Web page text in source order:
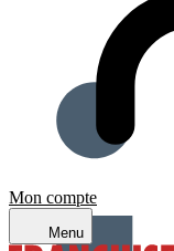
Mon compte
Menu